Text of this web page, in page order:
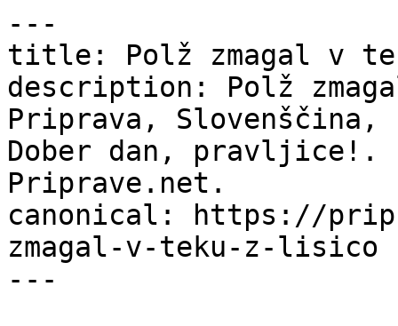
---
title: Polž zmagal v
description: Polž
Priprava,
Dober dan, pravljice!.
Priprave.net.
canonical: https://
zmagal-v-teku-z-lisico
---